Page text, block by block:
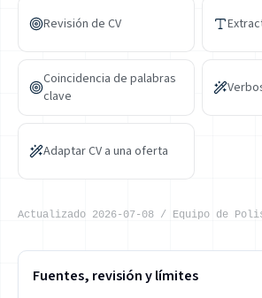
Revisión de CV
Coincidencia de palabras
clave
Adaptar CV a una oferta
Actualizado 2026-07-08 / Equipo de
Fuentes, revisión y límites